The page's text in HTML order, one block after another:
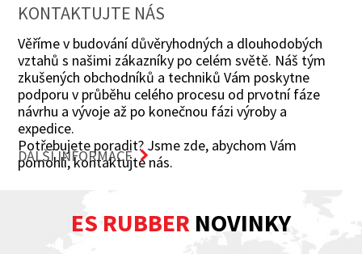
KONTAKTUJTE NÁS
Věříme v budování důvěryhodných a dlouhodobých
vztahů s našimi zákazníky po celém světě. Náš tým
zkušených obchodníků a techniků Vám poskytne
podporu v průběhu celého procesu od prvotní fáze
návrhu a vývoje až po konečnou fázi výroby a
expedice.
Potřebujete poradit? Jsme zde, abychom Vám
pomohli, kontaktujte nás.
DALŠÍ INFORMACE
ES RUBBER NOVINKY